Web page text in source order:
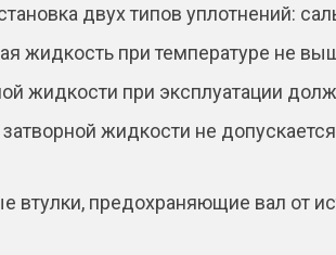
двух типов уплотнений:
жидкость при температуре не
жидкости при эксплуатации
жидкости не
втулки, предохраняющие вал от